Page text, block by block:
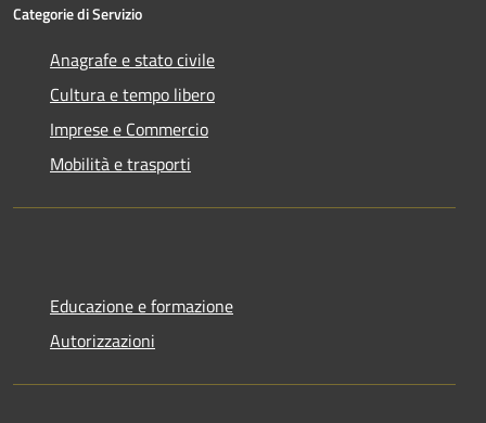
Categorie di Servizio
Anagrafe e stato civile
Cultura e tempo libero
Imprese e Commercio
Mobilità e trasporti
Educazione e formazione
Autorizzazioni